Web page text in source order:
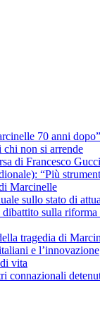
70 anni
chi non si arrende
di Francesco
“Più
Marcinelle
sullo stato di
sulla
tragedia di
e l’innovazione
vita
connazionali